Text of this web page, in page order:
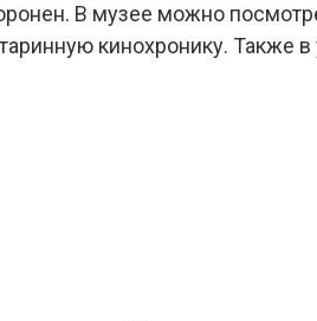
В музее можно
кинохронику. Также